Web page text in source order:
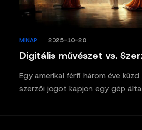
Digitális művészet vs.
MINAP 2025-10-20
Egy amerikai férfi három éve
szerzői jogot kapjon egy gép